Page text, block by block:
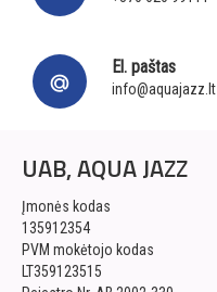
El. paštas
info@aquajazz.lt
UAB, AQUA JAZZ
Įmonės kodas
135912354
PVM mokėtojo kodas
LT359123515